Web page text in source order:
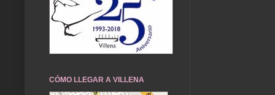
CÓMO LLEGAR A VILLENA